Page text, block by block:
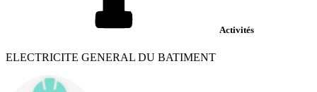
Activités
ELECTRICITE GENERAL DU BATIMENT